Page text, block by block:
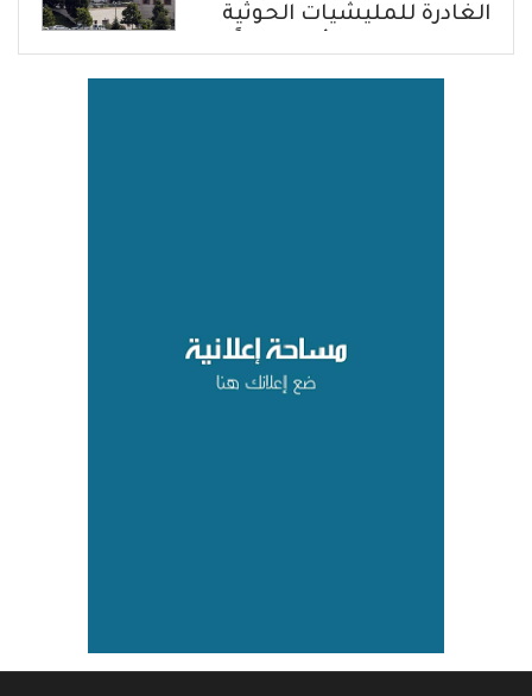
الغادرة للمليشيات الحوثية
بحق الشعب اليمني